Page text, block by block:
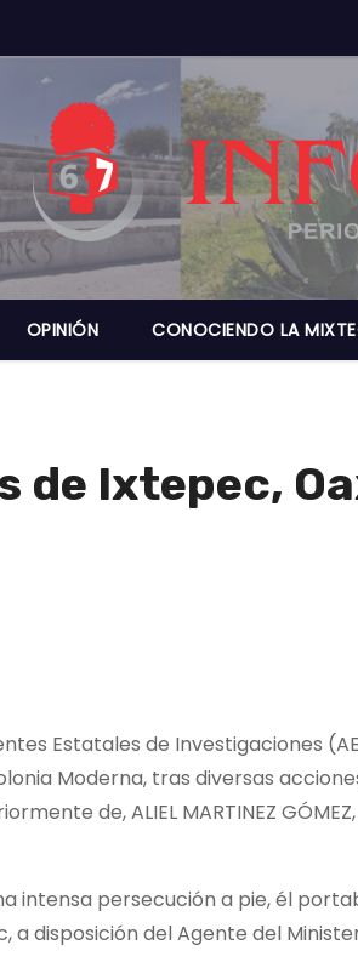
OPINIÓN CONOCIENDO LA
de Ixtepec,
Estatales de Investigaciones
Moderna, tras diversas
de, ALIEL MARTINEZ
intensa persecución a pie, él
disposición del Agente del